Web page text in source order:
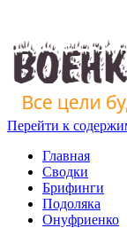
Перейти к
Главная
Сводки
Брифинги
Подоляка
Онуфриенко